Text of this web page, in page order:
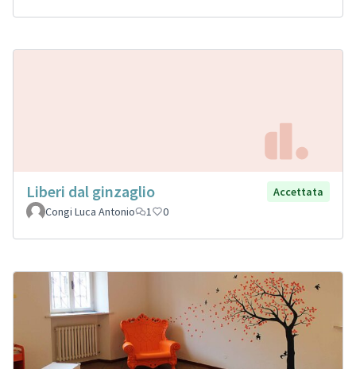
Liberi dal ginzaglio
Accettata
Congi Luca Antonio
1 0